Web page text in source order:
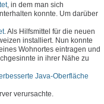
, in dem man sich
konnte. Um darüber
. Als Hilfsmittel für die neuen
installiert. Nun konnte
Wohnortes eintragen und
in ihrer Nähe zu
Java-Oberfläche
verursachte.